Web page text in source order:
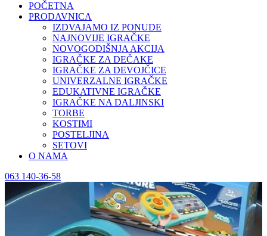
POČETNA
PRODAVNICA
IZDVAJAMO IZ PONUDE
NAJNOVIJE IGRAČKE
NOVOGODIŠNJA AKCIJA
IGRAČKE ZA DEČAKE
IGRAČKE ZA DEVOJČICE
UNIVERZALNE IGRAČKE
EDUKATIVNE IGRAČKE
IGRAČKE NA DALJINSKI
TORBE
KOSTIMI
POSTELJINA
SETOVI
O NAMA
063 140-36-58